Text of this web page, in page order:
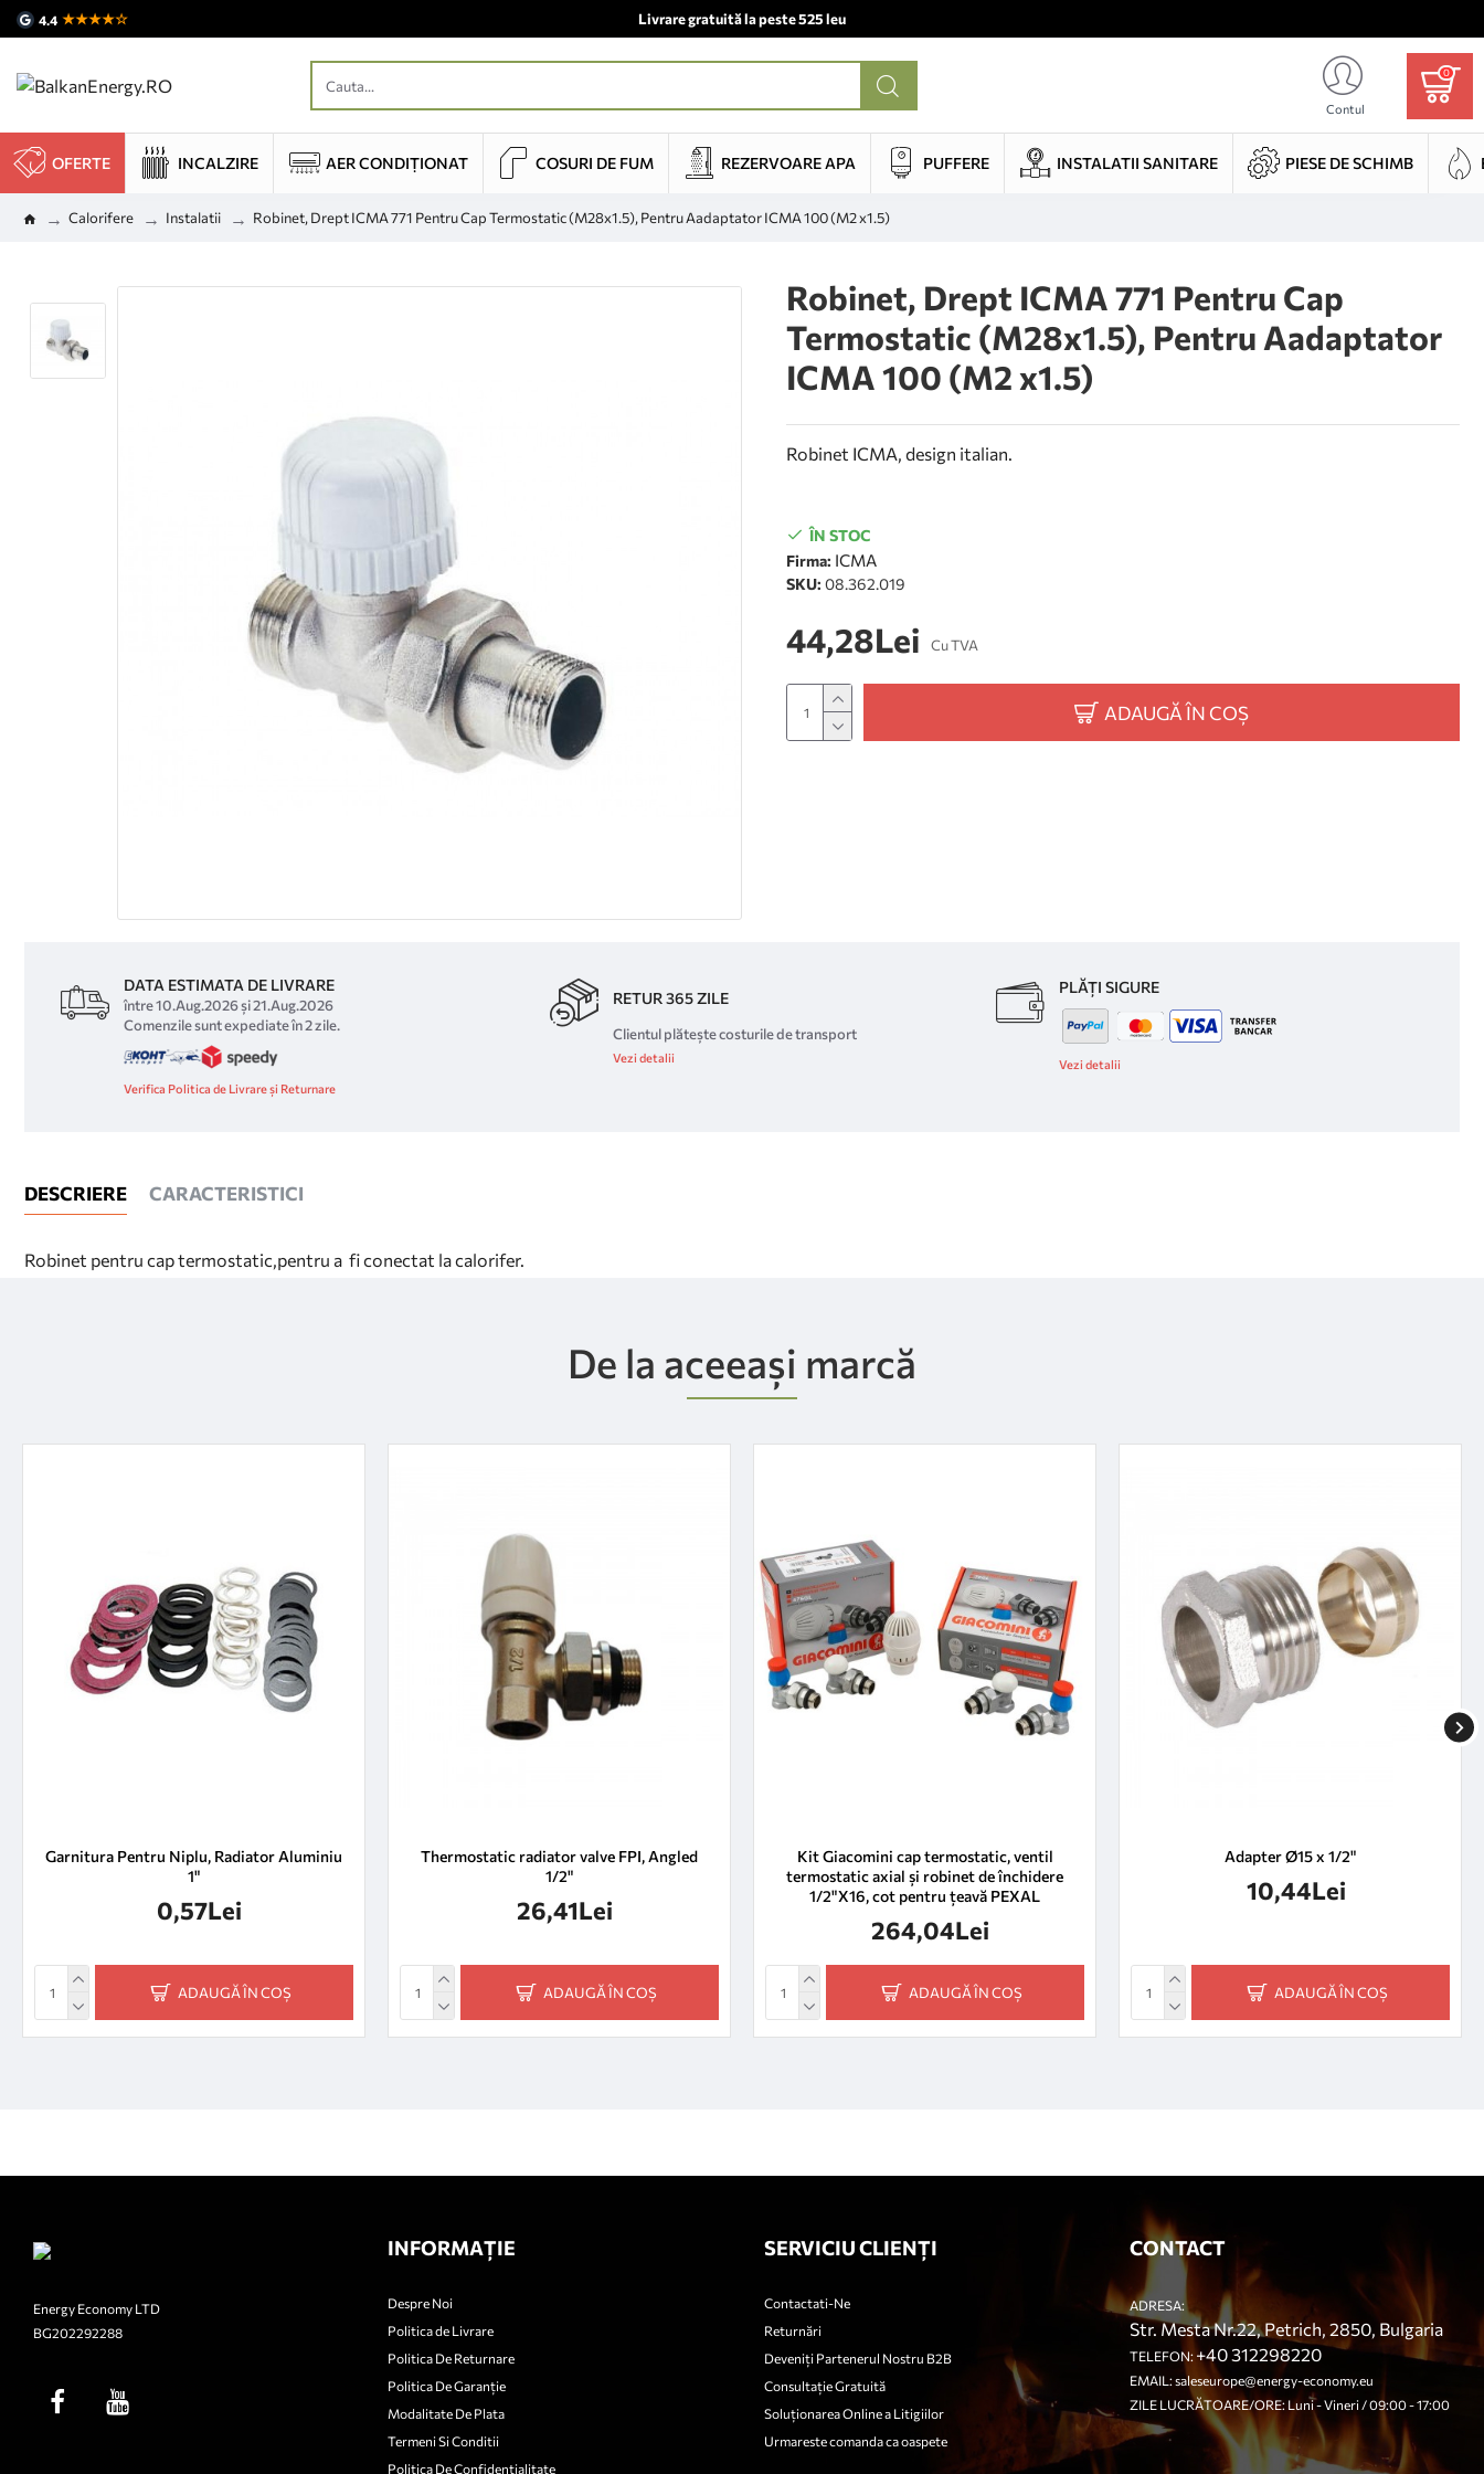
4.4 ★★★★☆ Livrare gratuită la peste 525 leu
Contul
0
OFERTE INCALZIRE AER CONDIȚIONAT COSURI DE FUM REZERVOARE APA PUFFERE INSTALATII SANITARE PIESE DE SCHIMB
Calorifere Instalatii Robinet, Drept ICMA 771 Pentru Cap Termostatic (M28x1.5), Pentru Aadaptator ICMA 100 (M2 x1.5)
Robinet, Drept ICMA 771 Pentru Cap
Termostatic (M28x1.5), Pentru Aadaptator
ICMA 100 (M2 x1.5)
Robinet ICMA, design italian.
ÎN STOC
Firma: ICMA
SKU: 08.362.019
44,28Lei Cu TVA
ADAUGĂ ÎN COȘ
DATA ESTIMATA DE LIVRARE
între 10.Aug.2026 și 21.Aug.2026
Comenzile sunt expediate în 2 zile.
Verifica Politica de Livrare și Returnare
RETUR 365 ZILE
Clientul plătește costurile de transport
Vezi detalii
PLĂȚI SIGURE
Vezi detalii
DESCRIERE CARACTERISTICI
Robinet pentru cap termostatic,pentru a fi conectat la calorifer.
De la aceeași marcă
Garnitura Pentru Niplu, Radiator Aluminiu
1"
0,57Lei
ADAUGĂ ÎN COȘ
Thermostatic radiator valve FPI, Angled
1/2"
26,41Lei
ADAUGĂ ÎN COȘ
Kit Giacomini cap termostatic, ventil
termostatic axial și robinet de închidere
1/2"X16, cot pentru țeavă PEXAL
264,04Lei
ADAUGĂ ÎN COȘ
Adapter Ø15 x 1/2"
10,44Lei
ADAUGĂ ÎN COȘ
Energy Economy LTD
BG202292288
INFORMAȚIE
Despre Noi
Politica de Livrare
Politica De Returnare
Politica De Garanție
Modalitate De Plata
Termeni Si Conditii
Politica De Confidentialitate
SERVICIU CLIENȚI
Contactati-Ne
Returnări
Deveniți Partenerul Nostru B2B
Consultație Gratuită
Soluționarea Online a Litigiilor
Urmareste comanda ca oaspete
CONTACT
ADRESA:
Str. Mesta Nr.22, Petrich, 2850, Bulgaria
TELEFON:+40 312298220
EMAIL:saleseurope@energy-economy.eu
ZILE LUCRĂTOARE/ORE: Luni - Vineri / 09:00 - 17:00